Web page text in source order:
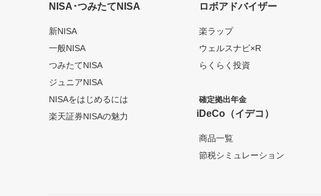
NISA･つみたてNISA
新NISA
一般NISA
つみたてNISA
ジュニアNISA
NISAをはじめるには
楽天証券NISAの魅力
ロボアドバイザー
楽ラップ
ウェルスナビ×R
らくらく投資
確定拠出年金
iDeCo（イデコ）
商品一覧
節税シミュレーション